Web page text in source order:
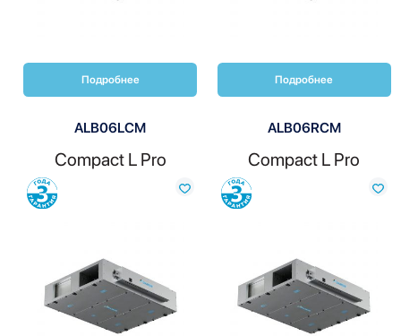
Подробнее Подробнее
ALB06LCM
Compact L Pro
Сравнить
ALB06RCM
Compact L Pro
Сравнить